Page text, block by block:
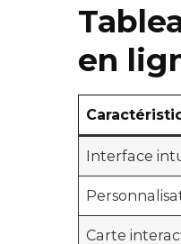
en
Interface
Carte